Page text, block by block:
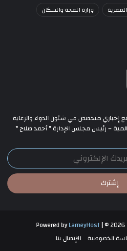
وزارة الصحة والسكان
إخباري متخصص في شئون الدواء والرعاية
– رئيس مجلس الإدارة " أحمد صلاح "
Powered byLameyHost| © 2026
الخصوصية الإتصال بنا